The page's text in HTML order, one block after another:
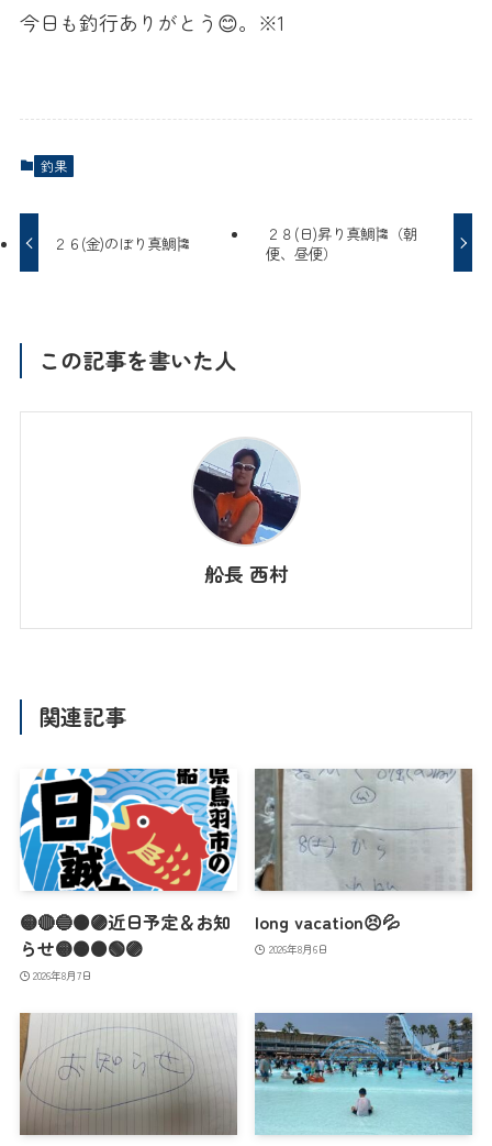
今日も釣行ありがとう😊。※1
釣果
２６(金)のぼり真鯛🎏
２８(日)昇り真鯛🎏（朝
便、昼便）
この記事を書いた人
船長 西村
関連記事
🟡🔴🔵🟠🟣近日予定＆お知
らせ🟡🟠🟤🟢🟣
2026年8月7日
long vacation😣💦
2026年8月6日